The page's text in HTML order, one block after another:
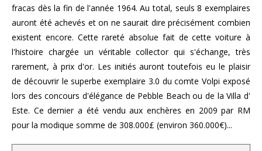
fracas dès la fin de l'année 1964. Au total, seuls 8 exemplaires
auront été achevés et on ne saurait dire précisément combien
existent encore. Cette rareté absolue fait de cette voiture à
l'histoire chargée un véritable collector qui s'échange, très
rarement, à prix d'or. Les initiés auront toutefois eu le plaisir
de découvrir le superbe exemplaire 3.0 du comte Volpi exposé
lors des concours d'élégance de Pebble Beach ou de la Villa d'
Este. Ce dernier a été vendu aux enchères en 2009 par RM
pour la modique somme de 308.000£ (environ 360.000€)...